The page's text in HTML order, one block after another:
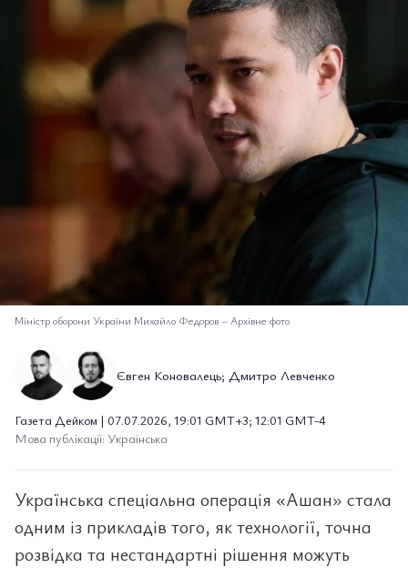
Міністр оборони України Михайло Федоров– Архівне фото
Євген Коновалець; Дмитро Левченко
Газета Дейком | 07.07.2026, 19:01 GMT+3; 12:01 GMT-4
Мова публікації: Українська
Українська спеціальна операція «Ашан» стала
одним із прикладів того, як технології, точна
розвідка та нестандартні рішення можуть